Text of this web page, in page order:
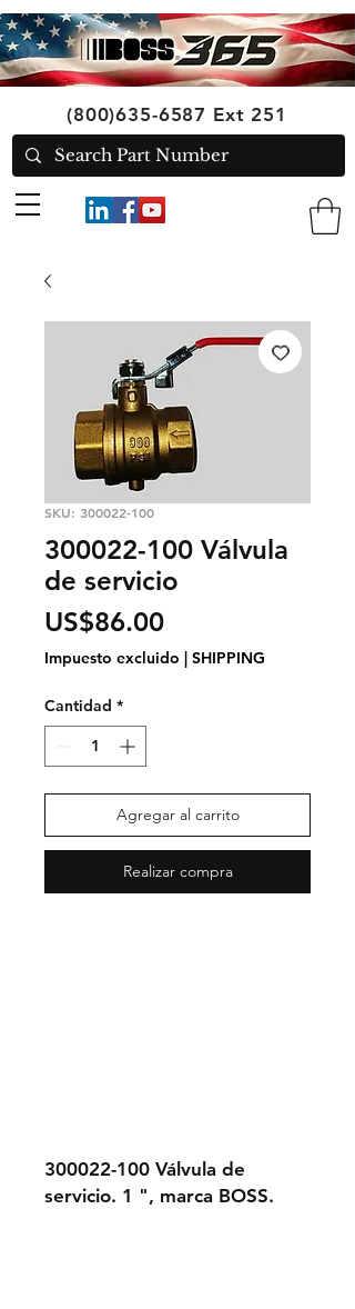
(800)635-6587 Ext 251
SKU: 300022-100
300022-100 Válvula
de servicio
US$86.00Precio
Impuesto excluido SHIPPING
Cantidad *
Agregar al carrito
Realizar compra
300022-100 Válvula de
servicio. 1 ", marca BOSS.